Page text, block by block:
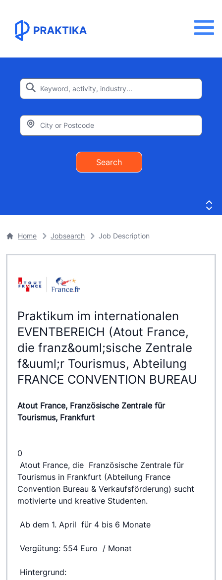
Search
Home Jobsearch Job Description
Praktikum im internationalen
EVENTBEREICH (Atout France,
die franz&ouml;sische Zentrale
f&uuml;r Tourismus, Abteilung
FRANCE CONVENTION BUREAU
Atout France, Französische Zentrale für
Tourismus, Frankfurt
0
Tourismus in Frankfurt (Abteilung France
Convention Bureau & Verkaufsförderung) sucht
motivierte und kreative Studenten.
Ab dem 1. April  für 4 bis 6 Monate
Vergütung: 554 Euro  / Monat
Hintergrund: